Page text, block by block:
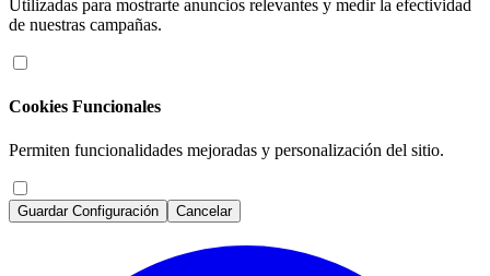
Utilizadas para mostrarte anuncios relevantes y medir la efectividad
de nuestras campañas.
Cookies Funcionales
Permiten funcionalidades mejoradas y personalización del sitio.
Guardar Configuración Cancelar